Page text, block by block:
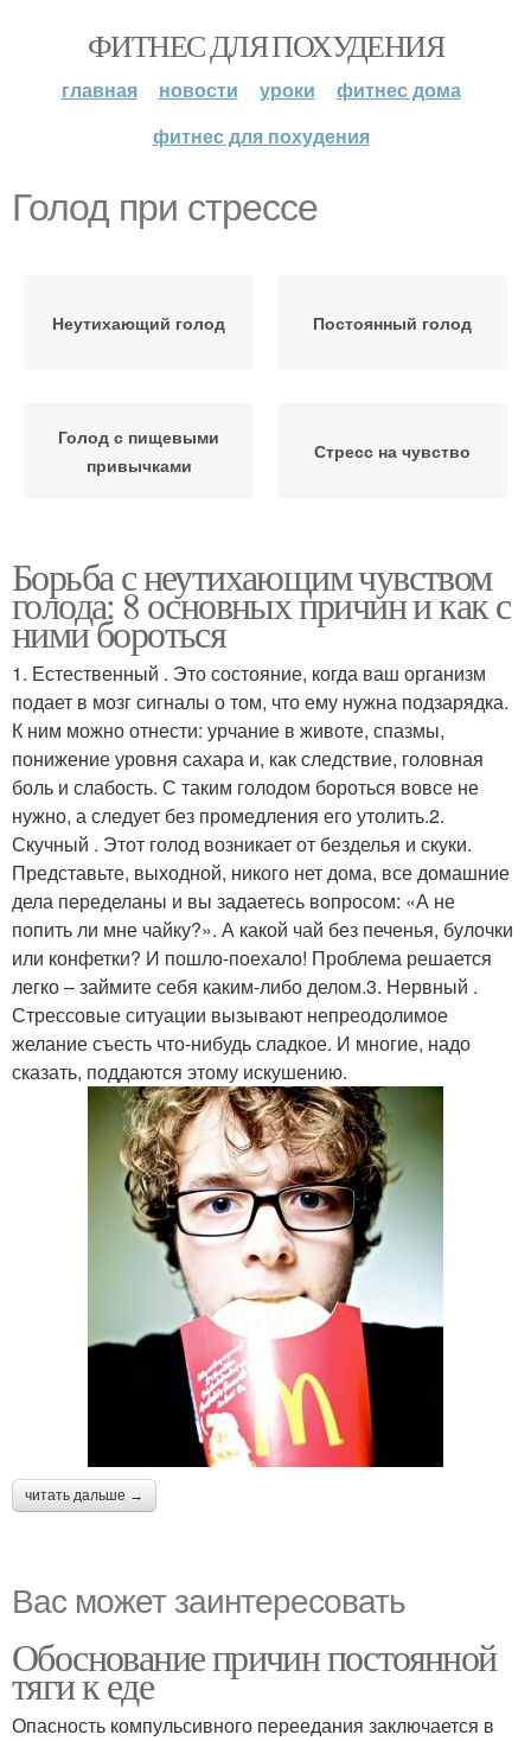
ФИТНЕС ДЛЯ ПОХУДЕНИЯ
главная новости уроки
фитнес дома
фитнес для похудения
Голод при стрессе
Неутихающий голод Постоянный голод
Голод с пищевыми
привычками
Стресс на чувство
Борьба с неутихающим чувством
голода: 8 основных причин и как с
ними бороться
1. Естественный . Это состояние, когда ваш организм
подает в мозг сигналы о том, что ему нужна подзарядка.
К ним можно отнести: урчание в животе, спазмы,
понижение уровня сахара и, как следствие, головная
боль и слабость. С таким голодом бороться вовсе не
нужно, а следует без промедления его утолить.2.
Скучный . Этот голод возникает от безделья и скуки.
Представьте, выходной, никого нет дома, все домашние
дела переделаны и вы задаетесь вопросом: «А не
попить ли мне чайку?». А какой чай без печенья, булочки
или конфетки? И пошло-поехало! Проблема решается
легко – займите себя каким-либо делом.3. Нервный .
Стрессовые ситуации вызывают непреодолимое
желание съесть что-нибудь сладкое. И многие, надо
сказать, поддаются этому искушению.
читать дальше →
Вас может заинтересовать
Обоснование причин постоянной
тяги к еде
Опасность компульсивного переедания заключается в